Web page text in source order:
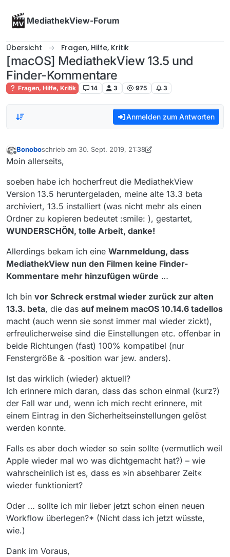
MediathekView-Forum
Übersicht Fragen, Hilfe, Kritik
[macOS] MediathekView 13.5 und
Finder-Kommentare
Fragen, Hilfe, Kritik 14 3 975 3
Anmelden zum Antworten
Offline
Bonoboschrieb am 30. Sept. 2019, 21:38
zuletzt editiert von Bonobo
Moin allerseits,
soeben habe ich hocherfreut die MediathekView
Version 13.5 heruntergeladen, meine alte 13.3 beta
archiviert, 13.5 installiert (was nicht mehr als einen
Ordner zu kopieren bedeutet :smile: ), gestartet,
WUNDERSCHÖN, tolle Arbeit, danke!
Allerdings bekam ich eine Warnmeldung, dass
MediathekView nun den Filmen keine Finder-
Kommentare mehr hinzufügen würde …
Ich bin vor Schreck erstmal wieder zurück zur alten
13.3. beta, die das auf meinem macOS 10.14.6 tadellos
macht (auch wenn sie sonst immer mal wieder zickt),
erfreulicherweise sind die Einstellungen etc. offenbar in
beide Richtungen (fast) 100% kompatibel (nur
Fenstergröße & -position war jew. anders).
Ist das wirklich (wieder) aktuell?
Ich erinnere mich daran, dass das schon einmal (kurz?)
der Fall war und, wenn ich mich recht erinnere, mit
einem Eintrag in den Sicherheitseinstellungen gelöst
werden konnte.
Falls es aber doch wieder so sein sollte (vermutlich weil
Apple wieder mal wo was dichtgemacht hat?) – wie
wahrscheinlich ist es, dass es »in absehbarer Zeit«
wieder funktioniert?
Oder … sollte ich mir lieber jetzt schon einen neuen
Workflow überlegen?* (Nicht dass ich jetzt wüsste,
wie.)
Dank im Voraus,